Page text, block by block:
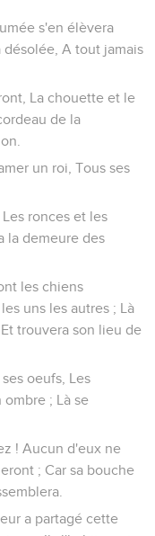
si tu peux
d'entre les
mets ta confiance
cavaliers.
L'Éternel m'a dit :
: Parle à tes
; et ne nous
du peuple qui est
et à toi que mon
ce pas à ces
leurs excréments
sa force en
grand roi, du roi
abuse point, car il
confier en